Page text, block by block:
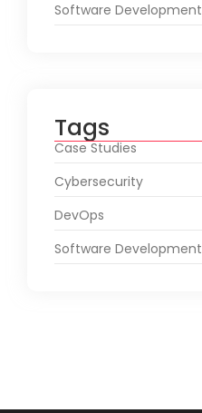
Software Development
Tags
Case Studies
Cybersecurity
DevOps
Software Development